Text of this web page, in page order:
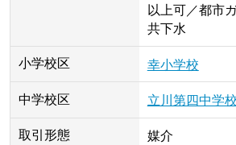
以上可／都市
共下水
小学校区 幸小学校
中学校区 立川第四中学校
取引形態 媒介